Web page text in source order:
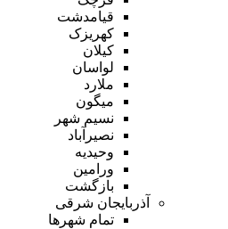
قیامدشت
کهریزک
کیلان
لواسان
ملارد
میگون
نسیم شهر
نصیرآباد
وحیدیه
ورامین
بازگشت
آذربایجان شرقی
تمام شهر‌ها